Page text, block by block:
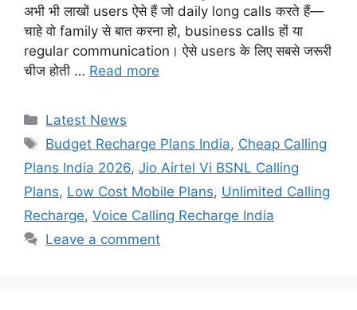
अभी भी लाखों users ऐसे हैं जो daily long calls करते हैं—
चाहे वो family से बात करना हो, business calls हों या
regular communication। ऐसे users के लिए सबसे जरूरी
चीज होती … Read more
Categories
Latest News
Tags
Budget Recharge Plans India, Cheap Calling
Plans India 2026, Jio Airtel Vi BSNL Calling
Plans, Low Cost Mobile Plans, Unlimited Calling
Recharge, Voice Calling Recharge India
Leave a comment